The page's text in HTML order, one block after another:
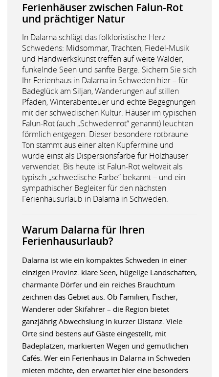
Ferienhäuser zwischen Falun-Rot
und prächtiger Natur
In Dalarna schlägt das folkloristische Herz
Schwedens: Midsommar, Trachten, Fiedel-Musik
und Handwerkskunst treffen auf weite Wälder,
funkelnde Seen und sanfte Berge. Sichern Sie sich
Ihr Ferienhaus in Dalarna in Schweden hier – für
Badeglück am Siljan, Wanderungen auf stillen
Pfaden, Winterabenteuer und echte Begegnungen
mit der schwedischen Kultur. Häuser im typischen
Falun-Rot (auch „Schwedenrot“ genannt) leuchten
förmlich entgegen. Dieser besondere rotbraune
Ton stammt aus einer alten Kupfermine und
wurde einst als Dispersionsfarbe für Holzhäuser
verwendet. Bis heute ist Falun-Rot weltweit als
typisch „schwedische Farbe“ bekannt – und ein
sympathischer Begleiter für den nächsten
Ferienhausurlaub in Dalarna in Schweden.
Warum Dalarna für Ihren
Ferienhausurlaub?
Dalarna ist wie ein kompaktes Schweden in einer
einzigen Provinz: klare Seen, hügelige Landschaften,
charmante Dörfer und ein reiches Brauchtum
zeichnen das Gebiet aus. Ob Familien, Fischer,
Wanderer oder Skifahrer – die Region bietet
ganzjährig Abwechslung in kurzer Distanz. Viele
Orte sind bestens auf Gäste eingestellt, mit
Badeplätzen, markierten Wegen und gemütlichen
Cafés. Wer ein Ferienhaus in Dalarna in Schweden
mieten möchte, den erwartet hier eine besonders